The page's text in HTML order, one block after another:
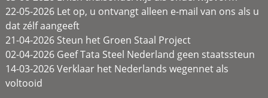
22-05-2026 Let op, u ontvangt alleen e-mail van ons als u
dat zélf aangeeft
21-04-2026 Steun het Groen Staal Project
02-04-2026 Geef Tata Steel Nederland geen staatssteun
14-03-2026 Verklaar het Nederlands wegennet als
voltooid